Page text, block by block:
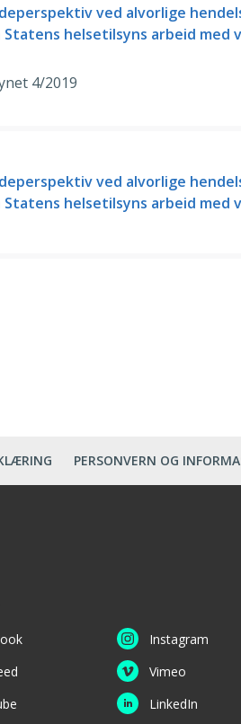
ved alvorlige
helsetilsyns arbeid med
4/2019
ved alvorlige
helsetilsyns arbeid med
PERSONVERN OG
Instagram
Vimeo
LinkedIn